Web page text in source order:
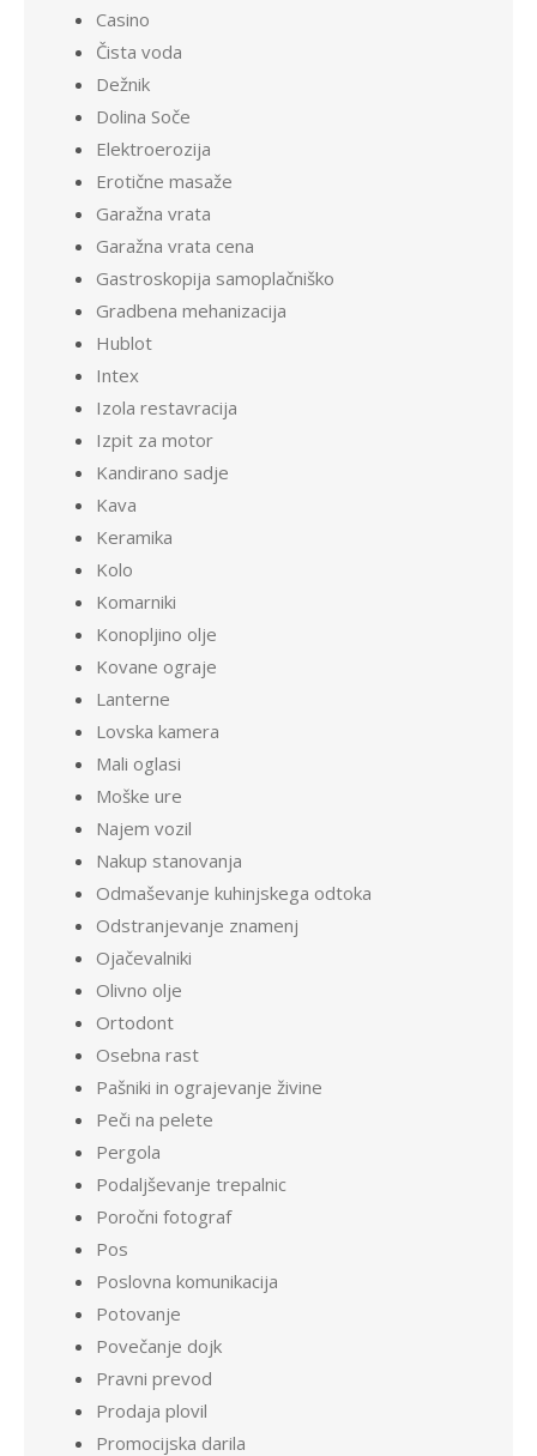
Casino
Čista voda
Dežnik
Dolina Soče
Elektroerozija
Erotične masaže
Garažna vrata
Garažna vrata cena
Gastroskopija samoplačniško
Gradbena mehanizacija
Hublot
Intex
Izola restavracija
Izpit za motor
Kandirano sadje
Kava
Keramika
Kolo
Komarniki
Konopljino olje
Kovane ograje
Lanterne
Lovska kamera
Mali oglasi
Moške ure
Najem vozil
Nakup stanovanja
Odmaševanje kuhinjskega odtoka
Odstranjevanje znamenj
Ojačevalniki
Olivno olje
Ortodont
Osebna rast
Pašniki in ograjevanje živine
Peči na pelete
Pergola
Podaljševanje trepalnic
Poročni fotograf
Pos
Poslovna komunikacija
Potovanje
Povečanje dojk
Pravni prevod
Prodaja plovil
Promocijska darila